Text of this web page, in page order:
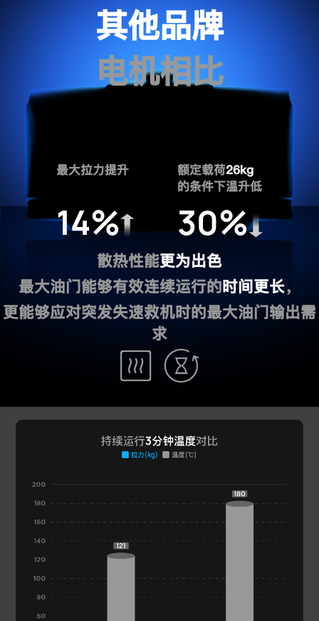
其他品牌
电机相比
最大拉力提升
14%
额定载荷26kg
的条件下温升低
30%
散热性能更为出色
最大油门能够有效连续运行的时间更长，
更能够应对突发失速救机时的最大油门输出需
求